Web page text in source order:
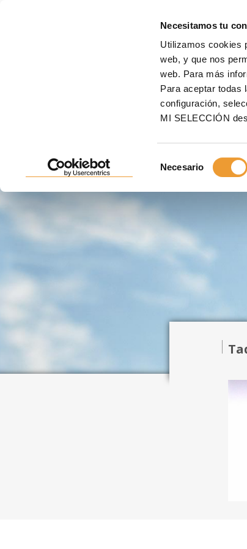
Necesitamos tu
Utilizamos cookies
web, y que nos
web. Para más
Para aceptar todas
configuración,
MI SELECCIÓN
de
Necesario
ENCUENTRA A TU
proyecto de
asesor ULMA más cercano